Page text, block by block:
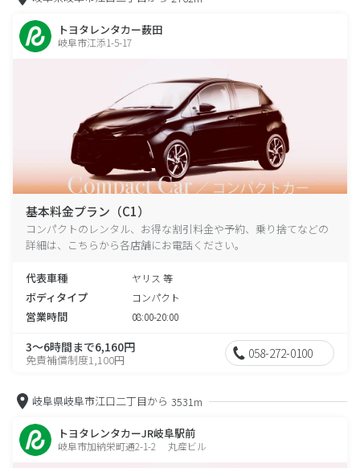
トヨタレンタカー薮田
岐阜市江添1-5-17
基本料金プラン（C1）
コンパクトのレンタル、お得な割引料金や予約、乗り捨てなどの
詳細は、こちらから各店舗にお電話ください。
代表車種 ヤリス 等
ボディタイプ コンパクト
営業時間 08:00-20:00
3～6時間まで6,160円
免責補償制度1,100円 058-272-0100
岐阜県岐阜市江口二丁目から 3531m
トヨタレンタカーJR岐阜駅前
岐阜市加納栄町通2-1-2 丸産ビル